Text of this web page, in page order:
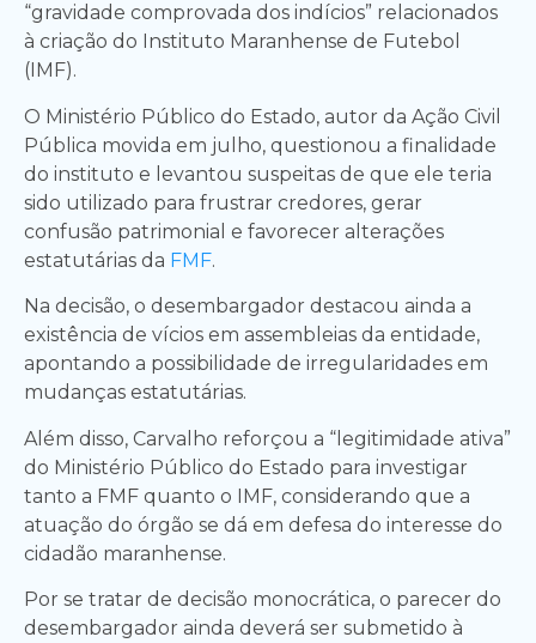
“gravidade comprovada dos indícios” relacionados
à criação do Instituto Maranhense de Futebol
(IMF).
O Ministério Público do Estado, autor da Ação Civil
Pública movida em julho, questionou a finalidade
do instituto e levantou suspeitas de que ele teria
sido utilizado para frustrar credores, gerar
confusão patrimonial e favorecer alterações
estatutárias da FMF.
Na decisão, o desembargador destacou ainda a
existência de vícios em assembleias da entidade,
apontando a possibilidade de irregularidades em
mudanças estatutárias.
Além disso, Carvalho reforçou a “legitimidade ativa”
do Ministério Público do Estado para investigar
tanto a FMF quanto o IMF, considerando que a
atuação do órgão se dá em defesa do interesse do
cidadão maranhense.
Por se tratar de decisão monocrática, o parecer do
desembargador ainda deverá ser submetido à